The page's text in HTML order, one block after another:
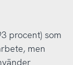
procent) som
men